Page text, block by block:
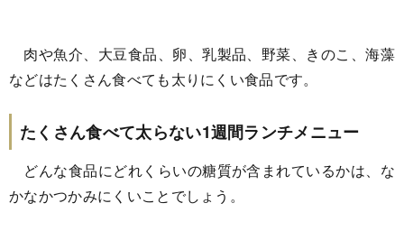
肉や魚介、大豆食品、卵、乳製品、野菜、きのこ、海藻
などはたくさん食べても太りにくい食品です。
たくさん食べて太らない1週間ランチメニュー
どんな食品にどれくらいの糖質が含まれているかは、な
かなかつかみにくいことでしょう。